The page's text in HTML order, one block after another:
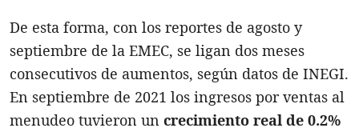
De esta forma, con los reportes de agosto y
septiembre de la EMEC, se ligan dos meses
consecutivos de aumentos, según datos de INEGI.
En septiembre de 2021 los ingresos por ventas al
menudeo tuvieron un crecimiento real de 0.2%